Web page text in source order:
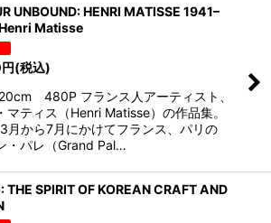
UNBOUND: HENRI MATISSE 1941–
Matisse
円(税込)
480P フランス人アーティスト、
マティス（Henri Matisse）の作品集。
月から7月にかけてフランス、パリの
・パレ（Grand Pal…
THE SPIRIT OF KOREAN CRAFT AND